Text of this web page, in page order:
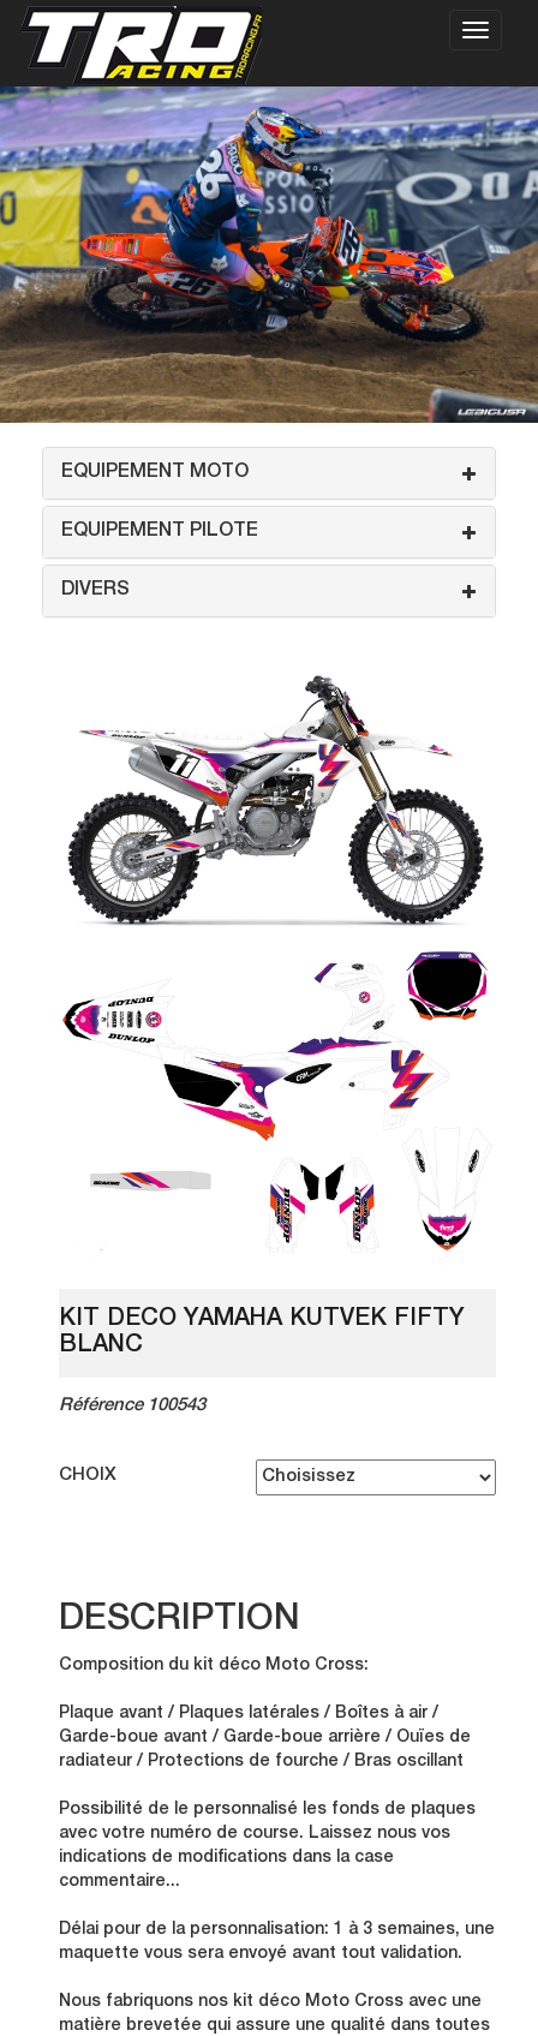
EQUIPEMENT MOTO
EQUIPEMENT PILOTE
DIVERS
KIT DECO YAMAHA KUTVEK FIFTY
BLANC
Référence 100543
CHOIX
DESCRIPTION
Composition du kit déco Moto Cross:
Plaque avant / Plaques latérales / Boîtes à air /
Garde-boue avant / Garde-boue arrière / Ouïes de
radiateur / Protections de fourche / Bras oscillant
Possibilité de le personnalisé les fonds de plaques
avec votre numéro de course. Laissez nous vos
indications de modifications dans la case
commentaire...
Délai pour de la personnalisation: 1 à 3 semaines, une
maquette vous sera envoyé avant tout validation.
Nous fabriquons nos kit déco Moto Cross avec une
matière brevetée qui assure une qualité dans toutes